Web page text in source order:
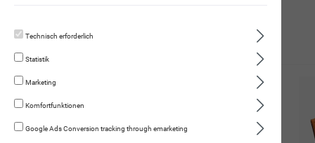
Fleischmenüs
Kauartikel/Leckerli
Technisch erforderlich
Statistik
Marketing
Komfortfunktionen
Google Ads Conversion tracking through emarketing